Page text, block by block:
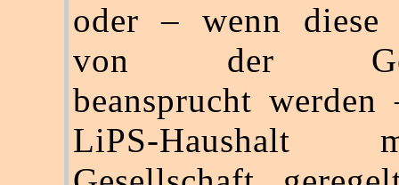
oder – wenn diese
von der
beansprucht
LiPS-